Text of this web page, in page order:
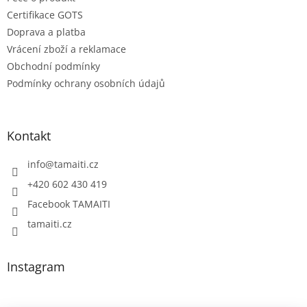
Certifikace GOTS
Doprava a platba
Vrácení zboží a reklamace
Obchodní podmínky
Podmínky ochrany osobních údajů
Kontakt
info@tamaiti.cz
+420 602 430 419
Facebook TAMAITI
tamaiti.cz
Instagram